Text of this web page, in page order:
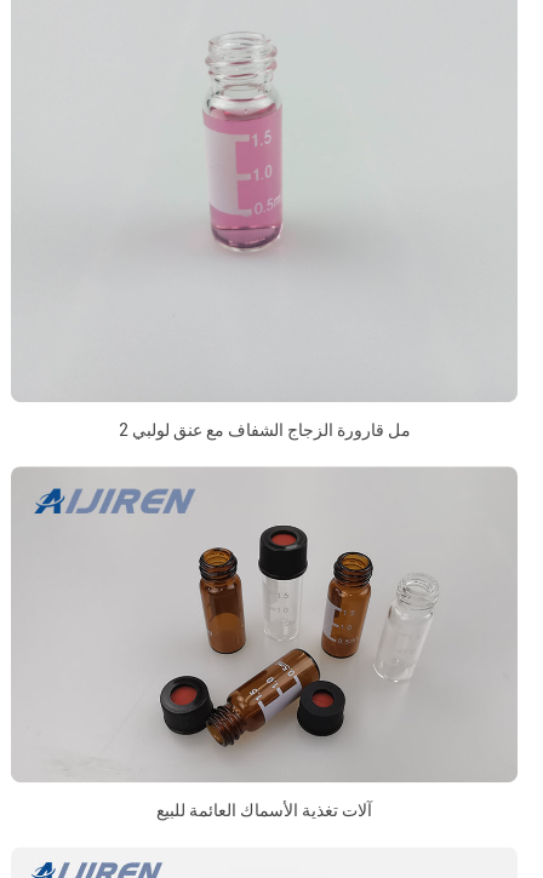
2 مل قارورة الزجاج الشفاف مع عنق لولبي
آلات تغذية الأسماك العائمة للبيع